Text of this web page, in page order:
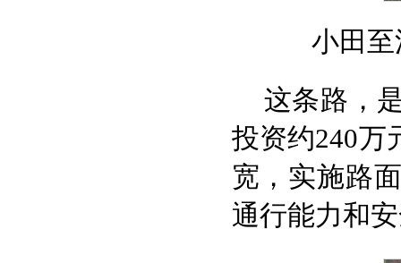
小田
这条路，
投资约240万
宽，实施路
通行能力和